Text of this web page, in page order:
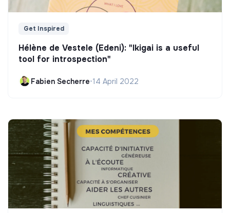
Get Inspired
Hélène de Vestele (Edeni): "Ikigai is a useful
tool for introspection"
Fabien Secherre•14 April 2022